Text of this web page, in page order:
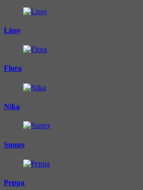
Lissy
Flora
Nika
Sunny
Peppa